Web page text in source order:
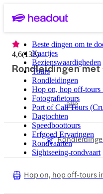
Beste dingen om te
Kaartjes
Bezienswaardigheden
Tours
Rondleidingen
Hop on, hop off-tours
Fotografietours
Port of Call Tours
Dagtochten
Speedboottours
Erfgoed Ervaringen
Rondvaarten
Sightseeing-rondvaart
4,6(132)
Rondleidingen
alle
Hop on, hop off-tours